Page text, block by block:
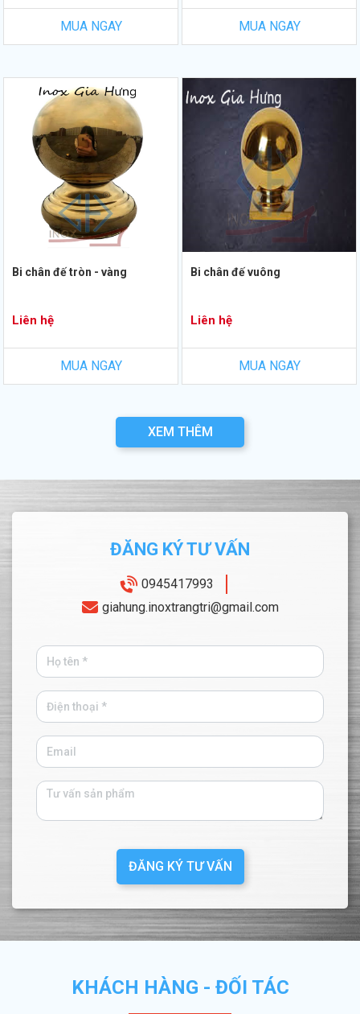
MUA NGAY MUA NGAY
Bi chân đế tròn - vàng
Liên hệ
MUA NGAY
Bi chân đế vuông
Liên hệ
MUA NGAY
XEM THÊM
ĐĂNG KÝ TƯ VẤN
0945417993
giahung.inoxtrangtri@gmail.com
ĐĂNG KÝ TƯ VẤN
KHÁCH HÀNG - ĐỐI TÁC